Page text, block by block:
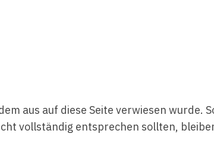
aus auf diese Seite verwiesen wurde.
vollständig entsprechen sollten,